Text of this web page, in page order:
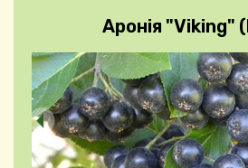
Аронія "Viking"